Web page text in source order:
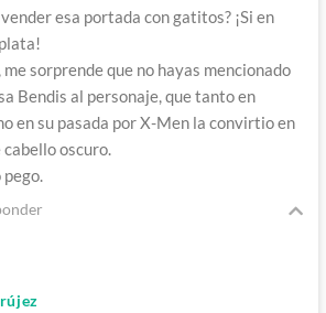
esa portada con gatitos? ¡Si en
sorprende que no hayas mencionado
Bendis al personaje, que tanto en
en su pasada por X-Men la convirtio en
oscuro.
pego.